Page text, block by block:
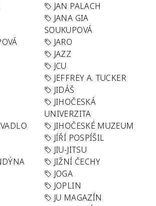
JAN PALACH
JANA GIA
SOUKUPOVÁ
JARO
JAZZ
JCU
JEFFREY A. TUCKER
JIDÁŠ
JIHOČESKÁ
UNIVERZITA
JIHOČESKÉ MUZEUM
JÍŘÍ POSPÍŠIL
JIU-JITSU
JIŽNÍ ČECHY
JOGA
JOPLIN
JU MAGAZÍN